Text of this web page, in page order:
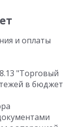
и оплаты
"Торговый
в бюджет